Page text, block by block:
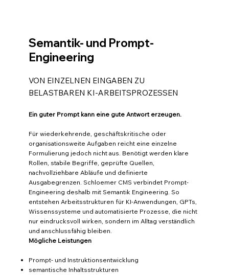
Semantik- und Prompt-
Engineering
VON EINZELNEN EINGABEN ZU
BELASTBAREN KI-ARBEITSPROZESSEN
Ein guter Prompt kann eine gute Antwort erzeugen.
Für wiederkehrende, geschäftskritische oder
organisationsweite Aufgaben reicht eine einzelne
Formulierung jedoch nicht aus. Benötigt werden klare
Rollen, stabile Begriffe, geprüfte Quellen,
nachvollziehbare Abläufe und definierte
Ausgabegrenzen. Schloemer CMS verbindet Prompt-
Engineering deshalb mit Semantik Engineering. So
entstehen Arbeitsstrukturen für KI-Anwendungen, GPTs,
Wissenssysteme und automatisierte Prozesse, die nicht
nur eindrucksvoll wirken, sondern im Alltag verständlich
und anschlussfähig bleiben.
Mögliche Leistungen
Prompt- und Instruktionsentwicklung
semantische Inhaltsstrukturen